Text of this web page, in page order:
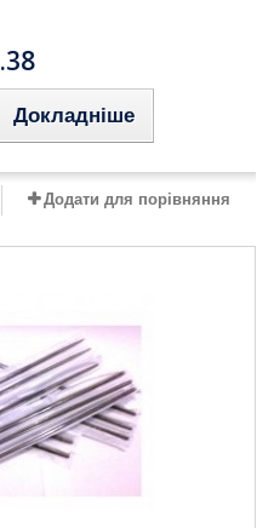
Докладніше
Додати для порівняння